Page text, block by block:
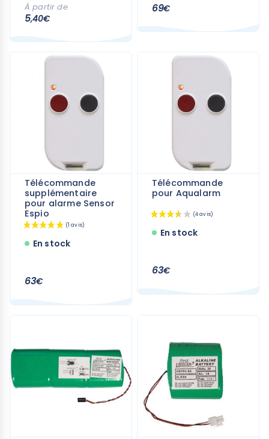
À partir de
5,40€
69€
Télécommande
supplémentaire
pour alarme Sensor
Espio
En stock
63€
Télécommande
pour Aqualarm
En stock
63€